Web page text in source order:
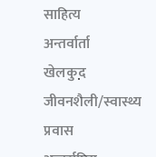
साहित्य
अन्तर्वार्ता
खेलकुद़़
जीवनशैली/स्वास्थ्य
प्रवास